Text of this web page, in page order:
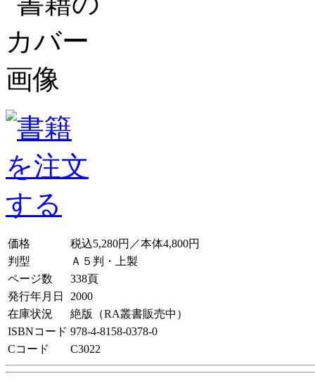
価格
税込5,280円／本体4,800円
判型
Ａ５判・上製
ページ数
338頁
発行年月日
2000
在庫状況
絶版（RA叢書販売中）
ISBNコード 978-4-8158-0378-0
Cコード
C3022